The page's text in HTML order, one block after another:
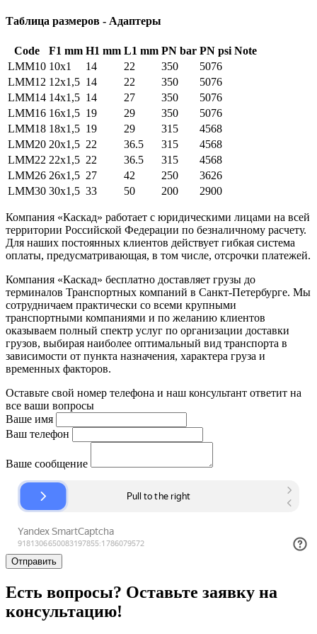
Таблица размеров - Адаптеры
Code F1 mm H1 mm L1 mm PN bar PN psi Note
LMM10 10x1 14 22 350
5076
LMM12 12x1,5 14 22 350
5076
LMM14 14x1,5 14 27 350
5076
LMM16 16x1,5 19 29 350
5076
LMM18 18x1,5 19 29 315
4568
LMM20 20x1,5 22 36.5 315
4568
LMM22 22x1,5 22 36.5 315
4568
LMM26 26x1,5 27 42 250
3626
LMM30 30x1,5 33 50 200 2900
Компания «Каскад» работает с юридическими лицами на всей
территории Российской Федерации по безналичному расчету.
Для наших постоянных клиентов действует гибкая система
оплаты, предусматривающая, в том числе, отсрочки платежей.
Компания «Каскад» бесплатно доставляет грузы до
терминалов Транспортных компаний в Санкт-Петербурге. Мы
сотрудничаем практически со всеми крупными
транспортными компаниями и по желанию клиентов
оказываем полный спектр услуг по организации доставки
грузов, выбирая наиболее оптимальный вид транспорта в
зависимости от пункта назначения, характера груза и
временных факторов.
Оставьте свой номер телефона и наш консультант ответит на
все ваши вопросы
Ваше имя
Ваш телефон
Ваше сообщение
Отправить
Есть вопросы? Оставьте заявку на
консультацию!